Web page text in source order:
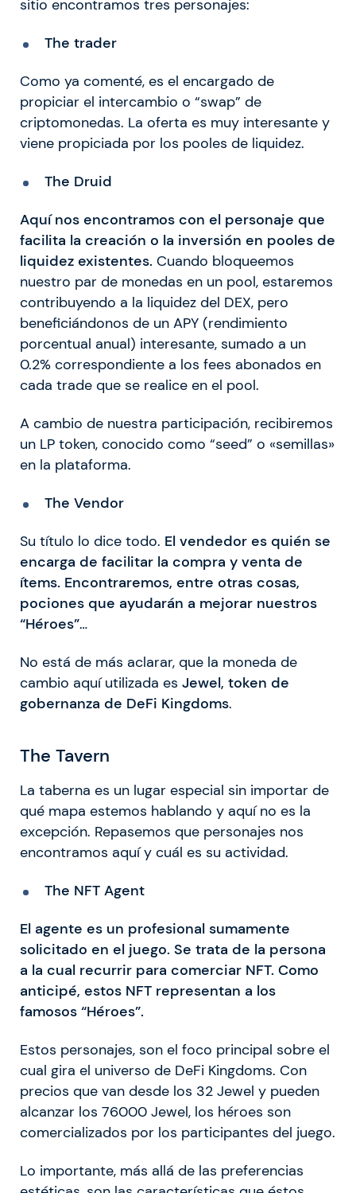
sitio encontramos tres personajes:
The trader
Como ya comenté, es el encargado de
propiciar el intercambio o “swap” de
criptomonedas. La oferta es muy interesante y
viene propiciada por los pooles de liquidez.
The Druid
Aquí nos encontramos con el personaje que
facilita la creación o la inversión en pooles de
liquidez existentes. Cuando bloqueemos
nuestro par de monedas en un pool, estaremos
contribuyendo a la liquidez del DEX, pero
beneficiándonos de un APY (rendimiento
porcentual anual) interesante, sumado a un
0.2% correspondiente a los fees abonados en
cada trade que se realice en el pool.
A cambio de nuestra participación, recibiremos
un LP token, conocido como “seed” o «semillas»
en la plataforma.
The Vendor
Su título lo dice todo. El vendedor es quién se
encarga de facilitar la compra y venta de
ítems. Encontraremos, entre otras cosas,
pociones que ayudarán a mejorar nuestros
“Héroes”…
No está de más aclarar, que la moneda de
cambio aquí utilizada es Jewel, token de
gobernanza de DeFi Kingdoms.
The Tavern
La taberna es un lugar especial sin importar de
qué mapa estemos hablando y aquí no es la
excepción. Repasemos que personajes nos
encontramos aquí y cuál es su actividad.
The NFT Agent
El agente es un profesional sumamente
solicitado en el juego. Se trata de la persona
a la cual recurrir para comerciar NFT. Como
anticipé, estos NFT representan a los
famosos “Héroes”.
Estos personajes, son el foco principal sobre el
cual gira el universo de DeFi Kingdoms. Con
precios que van desde los 32 Jewel y pueden
alcanzar los 76000 Jewel, los héroes son
comercializados por los participantes del juego.
Lo importante, más allá de las preferencias